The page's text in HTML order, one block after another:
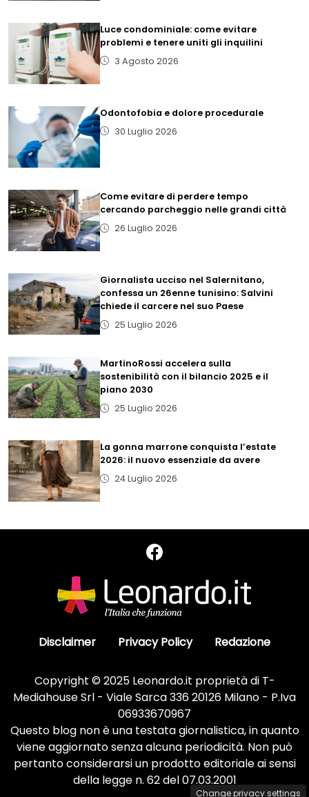
Luce condominiale: come evitare
problemi e tenere uniti gli inquilini
3 Agosto 2026
Odontofobia e dolore procedurale
30 Luglio 2026
Come evitare di perdere tempo
cercando parcheggio nelle grandi città
26 Luglio 2026
Giornalista ucciso nel Salernitano,
confessa un 26enne tunisino: Salvini
chiede il carcere nel suo Paese
25 Luglio 2026
MartinoRossi accelera sulla
sostenibilità con il bilancio 2025 e il
piano 2030
25 Luglio 2026
La gonna marrone conquista l’estate
2026: il nuovo essenziale da avere
24 Luglio 2026
Disclaimer Privacy Policy Redazione
Copyright © 2025 Leonardo.it proprietà di T-
Mediahouse Srl - Viale Sarca 336 20126 Milano - P.Iva
06933670967
Questo blog non è una testata giornalistica, in quanto
viene aggiornato senza alcuna periodicità. Non può
pertanto considerarsi un prodotto editoriale ai sensi
della legge n. 62 del 07.03.2001
Change privacy settings